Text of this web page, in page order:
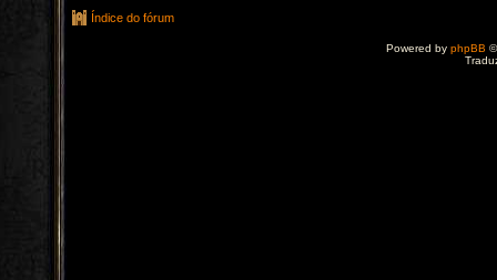
Índice do fórum
Powered by phpBB